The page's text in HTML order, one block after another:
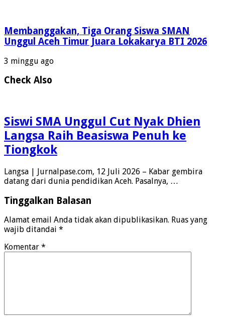
Membanggakan, Tiga Orang Siswa SMAN
Unggul Aceh Timur Juara Lokakarya BTI 2026
3 minggu ago
Check Also
Siswi SMA Unggul Cut Nyak Dhien
Langsa Raih Beasiswa Penuh ke
Tiongkok
Langsa | Jurnalpase.com, 12 Juli 2026 – Kabar gembira
datang dari dunia pendidikan Aceh. Pasalnya, …
Tinggalkan Balasan
Alamat email Anda tidak akan dipublikasikan. Ruas yang
wajib ditandai *
Komentar *